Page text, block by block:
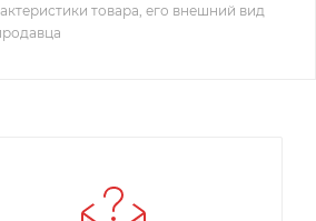
товара, его внешний вид